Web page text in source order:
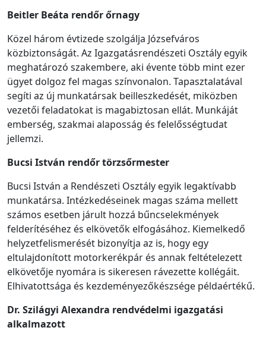
Beitler Beáta rendőr őrnagy
Közel három évtizede szolgálja Józsefváros
közbiztonságát. Az Igazgatásrendészeti Osztály egyik
meghatározó szakembere, aki évente több mint ezer
ügyet dolgoz fel magas színvonalon. Tapasztalatával
segíti az új munkatársak beilleszkedését, miközben
vezetői feladatokat is magabiztosan ellát. Munkáját
emberség, szakmai alaposság és felelősségtudat
jellemzi.
Bucsi István rendőrtörzsőrmester
Bucsi István a Rendészeti Osztály egyik legaktívabb
munkatársa. Intézkedéseinek magas száma mellett
számos esetben járult hozzá bűncselekmények
felderítéséhez és elkövetők elfogásához. Kiemelkedő
helyzetfelismerését bizonyítja az is, hogy egy
eltulajdonított motorkerékpár és annak feltételezett
elkövetője nyomára is sikeresen rávezette kollégáit.
Elhivatottsága és kezdeményezőkészsége példaértékű.
Dr. Szilágyi Alexandra rendvédelmi igazgatási
alkalmazott